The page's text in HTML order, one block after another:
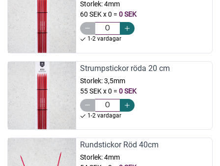
Storlek:4mm
60 SEK x 0 = 0 SEK
1-2 vardagar
Strumpstickor röda 20 cm
Storlek:3,5mm
55 SEK x 0 = 0 SEK
1-2 vardagar
Rundstickor Röd 40cm
Storlek:4mm